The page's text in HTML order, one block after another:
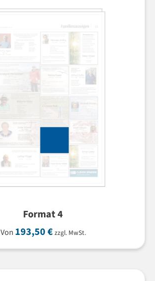
Format 4
Von 193,50€ zzgl. MwSt.